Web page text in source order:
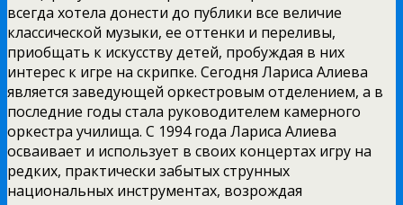
всегда хотела донести до публики все величие
классической музыки, ее оттенки и переливы,
приобщать к искусству детей, пробуждая в них
интерес к игре на скрипке. Сегодня Лариса Алиева
является заведующей оркестровым отделением, а в
последние годы стала руководителем камерного
оркестра училища. С 1994 года Лариса Алиева
осваивает и использует в своих концертах игру на
редких, практически забытых струнных
национальных инструментах, возрождая